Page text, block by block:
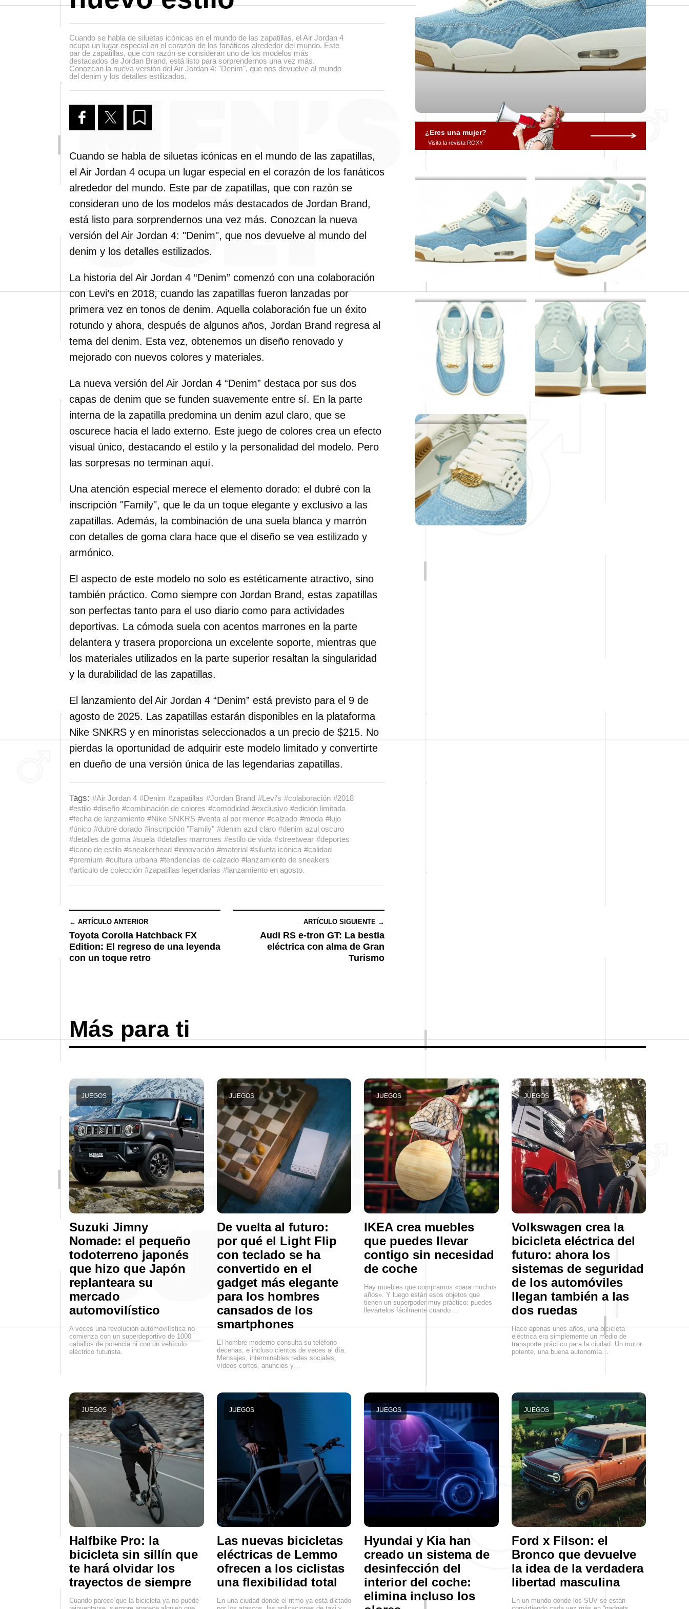
Cuando se habla de siluetas icónicas en el mundo de las zapatillas, el Air Jordan 4
ocupa un lugar especial en el corazón de los fanáticos alrededor del mundo. Este
par de zapatillas, que con razón se consideran uno de los modelos más
destacados de Jordan Brand, está listo para sorprendernos una vez más.
Conozcan la nueva versión del Air Jordan 4: "Denim", que nos devuelve al mundo
del denim y los detalles estilizados.
Cuando se habla de siluetas icónicas en el mundo de las zapatillas,
el Air Jordan 4 ocupa un lugar especial en el corazón de los fanáticos
alrededor del mundo. Este par de zapatillas, que con razón se
consideran uno de los modelos más destacados de Jordan Brand,
está listo para sorprendernos una vez más. Conozcan la nueva
versión del Air Jordan 4: "Denim", que nos devuelve al mundo del
denim y los detalles estilizados.
La historia del Air Jordan 4 “Denim” comenzó con una colaboración
con Levi’s en 2018, cuando las zapatillas fueron lanzadas por
primera vez en tonos de denim. Aquella colaboración fue un éxito
rotundo y ahora, después de algunos años, Jordan Brand regresa al
tema del denim. Esta vez, obtenemos un diseño renovado y
mejorado con nuevos colores y materiales.
La nueva versión del Air Jordan 4 “Denim” destaca por sus dos
capas de denim que se funden suavemente entre sí. En la parte
interna de la zapatilla predomina un denim azul claro, que se
oscurece hacia el lado externo. Este juego de colores crea un efecto
visual único, destacando el estilo y la personalidad del modelo. Pero
las sorpresas no terminan aquí.
Una atención especial merece el elemento dorado: el dubré con la
inscripción "Family", que le da un toque elegante y exclusivo a las
zapatillas. Además, la combinación de una suela blanca y marrón
con detalles de goma clara hace que el diseño se vea estilizado y
armónico.
El aspecto de este modelo no solo es estéticamente atractivo, sino
también práctico. Como siempre con Jordan Brand, estas zapatillas
son perfectas tanto para el uso diario como para actividades
deportivas. La cómoda suela con acentos marrones en la parte
delantera y trasera proporciona un excelente soporte, mientras que
los materiales utilizados en la parte superior resaltan la singularidad
y la durabilidad de las zapatillas.
El lanzamiento del Air Jordan 4 “Denim” está previsto para el 9 de
agosto de 2025. Las zapatillas estarán disponibles en la plataforma
Nike SNKRS y en minoristas seleccionados a un precio de $215. No
pierdas la oportunidad de adquirir este modelo limitado y convertirte
en dueño de una versión única de las legendarias zapatillas.
Tags: #Air Jordan 4 #Denim #zapatillas #Jordan Brand #Levi's #colaboración #2018
#estilo #diseño #combinación de colores #comodidad #exclusivo #edición limitada
#fecha de lanzamiento #Nike SNKRS #venta al por menor #calzado #moda #lujo
#único #dubré dorado #inscripción "Family" #denim azul claro #denim azul oscuro
#detalles de goma #suela #detalles marrones #estilo de vida #streetwear #deportes
#ícono de estilo #sneakerhead #innovación #material #silueta icónica #calidad
#premium #cultura urbana #tendencias de calzado #lanzamiento de sneakers
#artículo de colección #zapatillas legendarias #lanzamiento en agosto.
← ARTÍCULO ANTERIOR
Toyota Corolla Hatchback FX
Edition: El regreso de una leyenda
con un toque retro
ARTÍCULO SIGUIENTE →
Audi RS e-tron GT: La bestia
eléctrica con alma de Gran
Turismo
¿Eres una mujer?
Visita la revista ROXY
Más para ti
Suzuki Jimny
Nomade: el pequeño
todoterreno japonés
que hizo que Japón
replanteara su
mercado
automovilístico
JUEGOS
A veces una revolución automovilística no
comienza con un superdeportivo de 1000
caballos de potencia ni con un vehículo
eléctrico futurista.
De vuelta al futuro:
por qué el Light Flip
con teclado se ha
convertido en el
gadget más elegante
para los hombres
cansados de los
smartphones
JUEGOS
El hombre moderno consulta su teléfono
decenas, e incluso cientos de veces al día.
Mensajes, interminables redes sociales,
vídeos cortos, anuncios y…
IKEA crea muebles
que puedes llevar
contigo sin necesidad
de coche
JUEGOS
Hay muebles que compramos «para muchos
años». Y luego están esos objetos que
tienen un superpoder muy práctico: puedes
llevártelos fácilmente cuando…
Volkswagen crea la
bicicleta eléctrica del
futuro: ahora los
sistemas de seguridad
de los automóviles
llegan también a las
dos ruedas
JUEGOS
Hace apenas unos años, una bicicleta
eléctrica era simplemente un medio de
transporte práctico para la ciudad. Un motor
potente, una buena autonomía…
Halfbike Pro: la
bicicleta sin sillín que
te hará olvidar los
trayectos de siempre
JUEGOS
Cuando parece que la bicicleta ya no puede
Las nuevas bicicletas
eléctricas de Lemmo
ofrecen a los ciclistas
una flexibilidad total
JUEGOS
En una ciudad donde el ritmo ya está dictado
Hyundai y Kia han
creado un sistema de
desinfección del
interior del coche:
elimina incluso los
JUEGOS
Ford x Filson: el
Bronco que devuelve
la idea de la verdadera
libertad masculina
JUEGOS
En un mundo donde los SUV se están